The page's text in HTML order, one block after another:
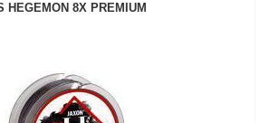
HEGEMON 8X PREMIUM
VOIR LE PRODUIT